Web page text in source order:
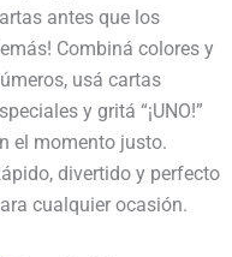
antes que los
Combiná colores y
usá cartas
y gritá “¡UNO!”
el momento justo.
divertido y perfecto
cualquier ocasión.